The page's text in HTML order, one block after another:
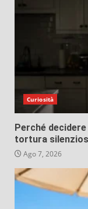
Curiosità
Perché
tortura
Ago 7, 2026